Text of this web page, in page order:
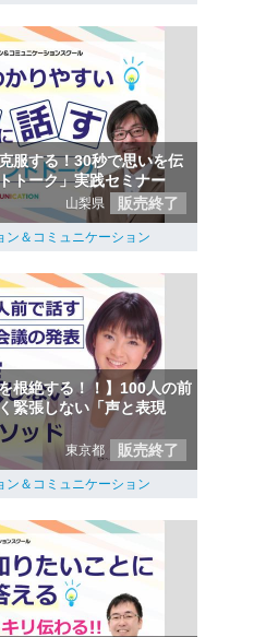
服する！30秒で思いを伝
トーク」実践セミナー
山梨県 販売終了
ン＆コミュニケーション
根絶する！！】100人の前
緊張しない「声と表現
東京都 販売終了
ン＆コミュニケーション